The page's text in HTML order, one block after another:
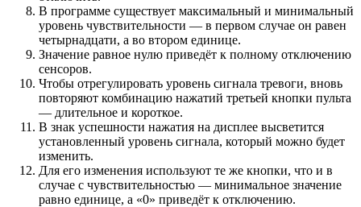
В программе существует максимальный и минимальный
уровень чувствительности — в первом случае он равен
четырнадцати, а во втором единице.
Значение равное нулю приведёт к полному отключению
сенсоров.
Чтобы отрегулировать уровень сигнала тревоги, вновь
повторяют комбинацию нажатий третьей кнопки пульта
— длительное и короткое.
В знак успешности нажатия на дисплее высветится
установленный уровень сигнала, который можно будет
изменить.
Для его изменения используют те же кнопки, что и в
случае с чувствительностью — минимальное значение
равно единице, а «0» приведёт к отключению.